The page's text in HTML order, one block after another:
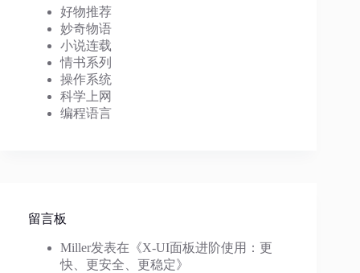
好物推荐
妙奇物语
小说连载
情书系列
操作系统
科学上网
编程语言
留言板
Miller发表在《X-UI面板进阶使用：更
快、更安全、更稳定》